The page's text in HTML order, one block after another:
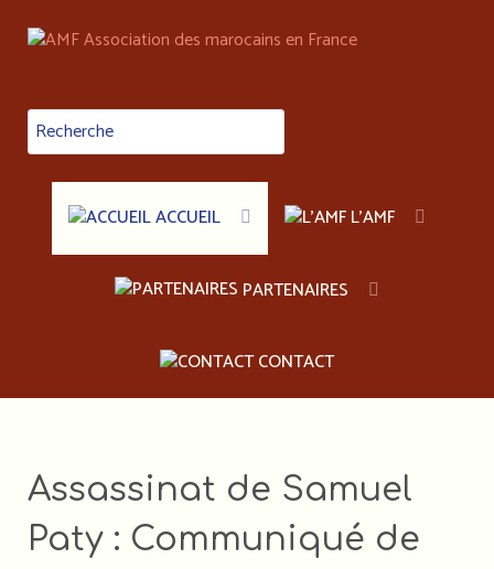
ACCUEIL L'AMF
PARTENAIRES
CONTACT
Assassinat de Samuel
Paty : Communiqué de